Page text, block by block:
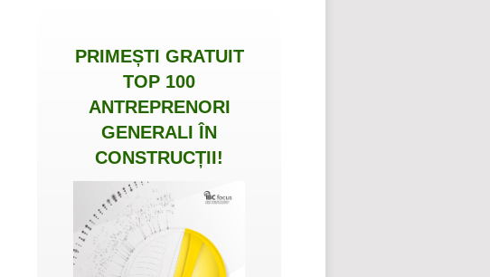
PRIMEȘTI GRATUIT
TOP 100
ANTREPRENORI
GENERALI ÎN
CONSTRUCȚII!